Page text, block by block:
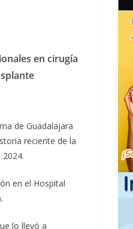
en cirugía
de Guadalajara
reciente de la
en el Hospital
lo llevó a